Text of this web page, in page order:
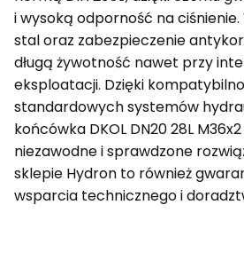
i wysoką odporność na ciśnienie.
stal oraz zabezpieczenie
długą żywotność nawet przy
eksploatacji. Dzięki
standardowych systemów
końcówka DKOL DN20 28L
niezawodne i sprawdzone
sklepie Hydron to również
wsparcia technicznego i